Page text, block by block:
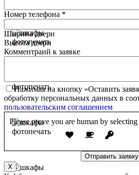
Номер телефона *
Ширина двери
Высота двери
Комментраий к заявке
Нажимая на кнопку «Оставить
обработку персональных данных в
пользовательским соглашением
Please prove you are human by selecting
X